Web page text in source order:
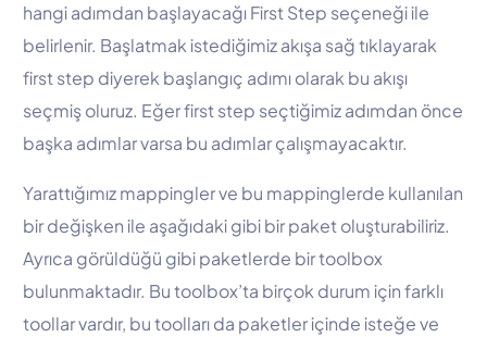
hangi adımdan başlayacağı First Step seçeneği ile
belirlenir. Başlatmak istediğimiz akışa sağ tıklayarak
first step diyerek başlangıç adımı olarak bu akışı
seçmiş oluruz. Eğer first step seçtiğimiz adımdan önce
başka adımlar varsa bu adımlar çalışmayacaktır.
Yarattığımız mappingler ve bu mappinglerde kullanılan
bir değişken ile aşağıdaki gibi bir paket oluşturabiliriz.
Ayrıca görüldüğü gibi paketlerde bir toolbox
bulunmaktadır. Bu toolbox’ta birçok durum için farklı
toollar vardır, bu toolları da paketler içinde isteğe ve